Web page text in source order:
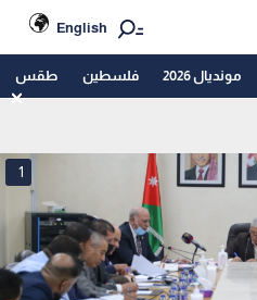
English
مونديال 2026 فلسطين طقس
1